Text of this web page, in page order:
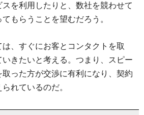
を利用したりと、数社を競わせて
もらうことを望むだろう。
、すぐにお客とコンタクトを取
いきたいと考える。つまり、スピー
った方が交渉に有利になり、契約
れているのだ。